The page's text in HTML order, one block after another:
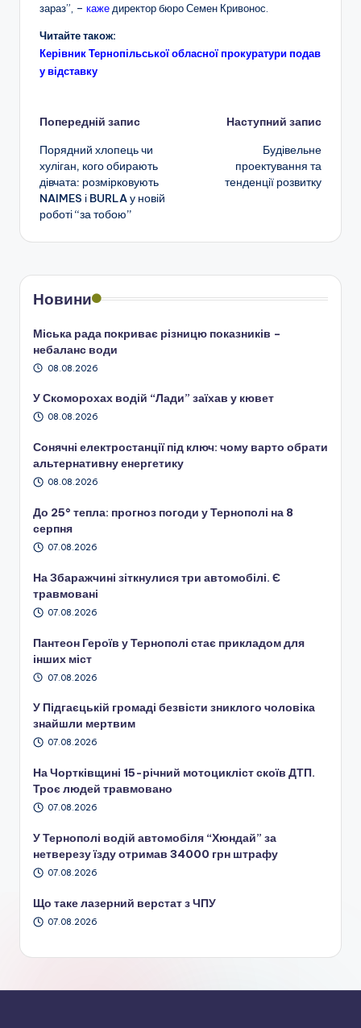
зараз”, – каже директор бюро Семен Кривонос.
Читайте також:
Керівник Тернопільської обласної прокуратури подав
у відставку
Навігація
по
запису
Попередній запис
Порядний хлопець чи
хуліган, кого обирають
дівчата: розмірковують
NAIMES і BURLA у новій
роботі “за тобою”
Наступний запис
Будівельне
проектування та
тенденції розвитку
Новини
Міська рада покриває різницю показників –
небаланс води
08.08.2026
У Скоморохах водій “Лади” заїхав у кювет
08.08.2026
Сонячні електростанції під ключ: чому варто обрати
альтернативну енергетику
08.08.2026
До 25° тепла: прогноз погоди у Тернополі на 8
серпня
07.08.2026
На Збаражчині зіткнулися три автомобілі. Є
травмовані
07.08.2026
Пантеон Героїв у Тернополі стає прикладом для
інших міст
07.08.2026
У Підгаєцькій громаді безвісти зниклого чоловіка
знайшли мертвим
07.08.2026
На Чортківщині 15-річний мотоцикліст скоїв ДТП.
Троє людей травмовано
07.08.2026
У Тернополі водій автомобіля “Хюндай” за
нетверезу їзду отримав 34000 грн штрафу
07.08.2026
Що таке лазерний верстат з ЧПУ
07.08.2026